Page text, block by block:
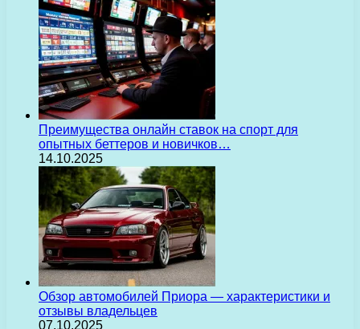
Преимущества онлайн ставок на спорт для
опытных беттеров и новичков…
14.10.2025
Обзор автомобилей Приора — характеристики и
отзывы владельцев
07.10.2025